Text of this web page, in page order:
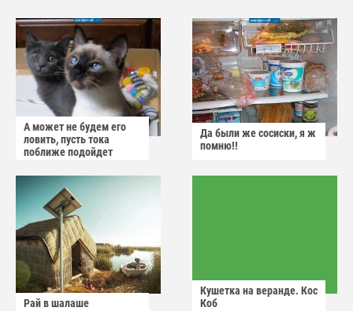
А может не будем его
ловить, пусть тока
поближе подойдет
Да были же сосиски, я ж
помню!!
Рай в шалаше
Кушетка на веранде. Кос
Коб